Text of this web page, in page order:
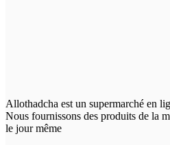
Allothadcha est un supermarché en
Nous fournissons des produits de la
le jour même